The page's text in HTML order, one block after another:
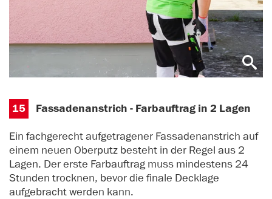
15 Fassadenanstrich - Farbauftrag in 2 Lagen
Ein fachgerecht aufgetragener Fassadenanstrich auf
einem neuen Oberputz besteht in der Regel aus 2
Lagen. Der erste Farbauftrag muss mindestens 24
Stunden trocknen, bevor die finale Decklage
aufgebracht werden kann.